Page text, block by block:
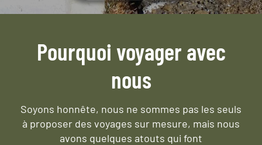
Pourquoi voyager avec
nous
Soyons honnête, nous ne sommes pas les seuls
à proposer des voyages sur mesure, mais nous
avons quelques atouts qui font